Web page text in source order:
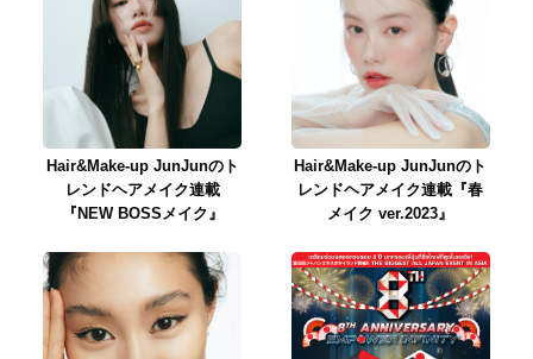
Hair&Make-up JunJunのト
レンドヘアメイク連載
『NEW BOSSメイク』
Hair&Make-up JunJunのト
レンドヘアメイク連載『春
メイク ver.2023』